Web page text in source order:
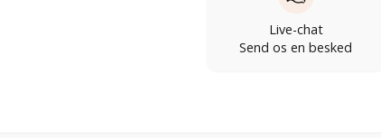
Live-chat
Send os en besked